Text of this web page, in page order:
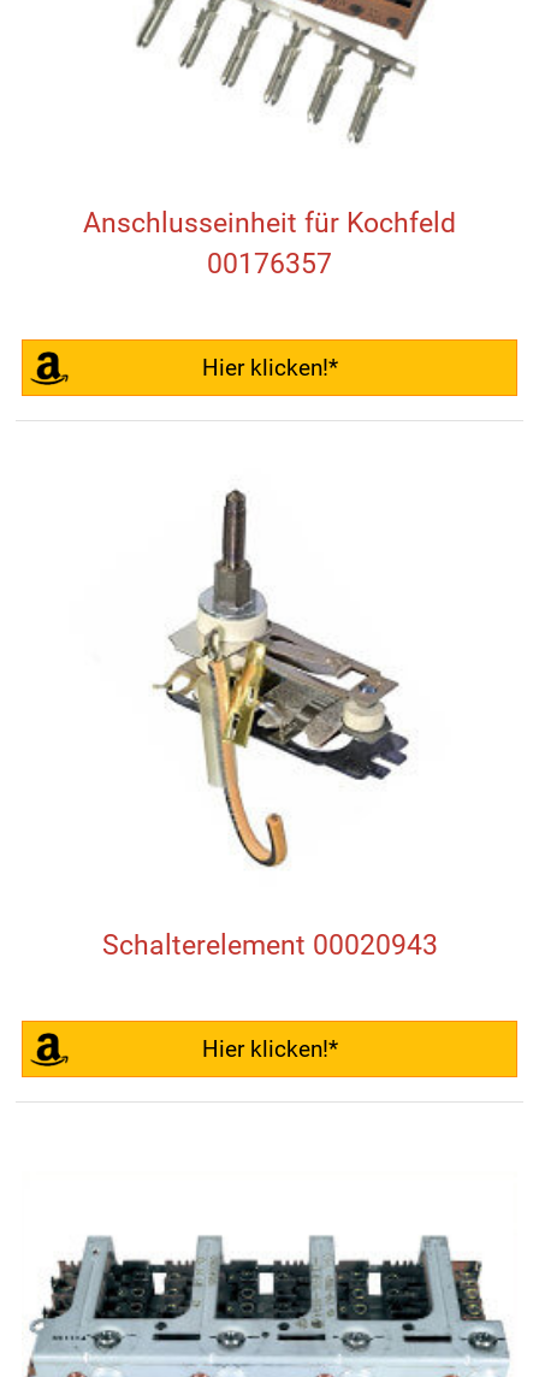
Anschlusseinheit für Kochfeld
00176357
Hier klicken!*
Schalterelement 00020943
Hier klicken!*